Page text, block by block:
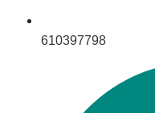
610397798